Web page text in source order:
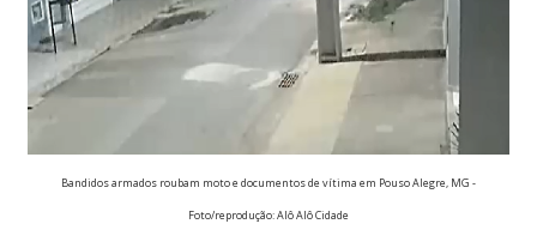
Bandidos armados roubam moto e documentos de vítima em Pouso Alegre, MG -
Foto/reprodução: Alô Alô Cidade